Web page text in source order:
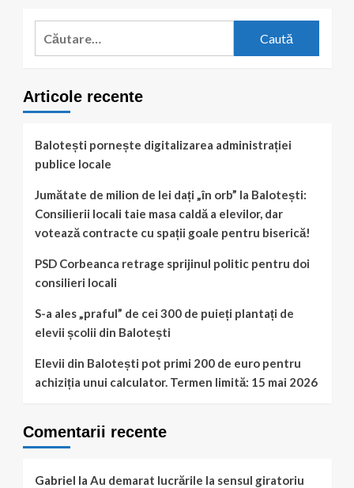
Ești
prosumator?
50%
pe
clădire!
Caută
Articole recente
Balotești pornește digitalizarea administrației
publice locale
Jumătate de milion de lei dați „în orb” la Balotești:
Consilierii locali taie masa caldă a elevilor, dar
votează contracte cu spații goale pentru biserică!
PSD Corbeanca retrage sprijinul politic pentru doi
consilieri locali
S-a ales „praful” de cei 300 de puieți plantați de
elevii școlii din Balotești
Elevii din Balotești pot primi 200 de euro pentru
achiziția unui calculator. Termen limită: 15 mai 2026
Comentarii recente
Gabriel la Au demarat lucrările la sensul giratoriu